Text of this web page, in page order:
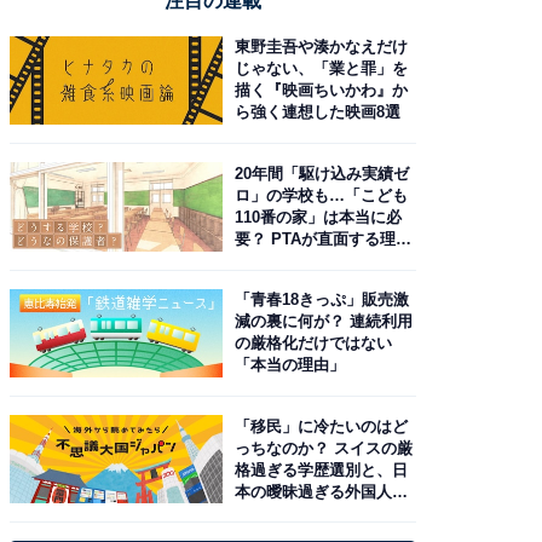
東野圭吾や湊かなえだけ
じゃない、「業と罪」を
描く『映画ちいかわ』か
ら強く連想した映画8選
20年間「駆け込み実績ゼ
ロ」の学校も…「こども
110番の家」は本当に必
要？ PTAが直面する理想
「青春18きっぷ」販売激
減の裏に何が？ 連続利用
の厳格化だけではない
「本当の理由」
「移民」に冷たいのはど
っちなのか？ スイスの厳
格過ぎる学歴選別と、日
本の曖昧過ぎる外国人政